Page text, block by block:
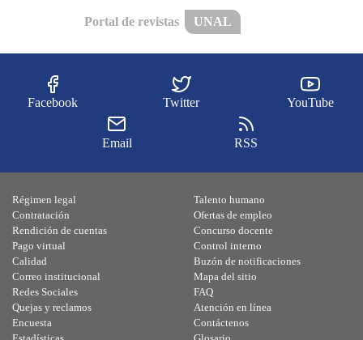
Portal de revistas UNAL
Facebook Twitter YouTube
Email RSS
Régimen legal
Contratación
Rendición de cuentas
Pago virtual
Calidad
Talento humano
Ofertas de empleo
Concurso docente
Control interno
Buzón de notificaciones
Correo institucional
Redes Sociales
Quejas y reclamos
Encuesta
Mapa del sitio
FAQ
Atención en línea
Contáctenos